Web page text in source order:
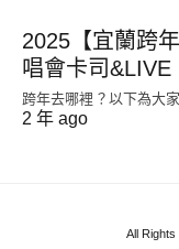
2025【宜蘭跨
唱會卡司&LIVE
跨年去哪裡？以下為大家
2 年 ago
All